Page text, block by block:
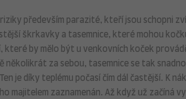
především parazité, kteří jsou schopni
škrkavky a tasemnice, které mohou
by mělo být u venkovních koček
několikrát za sebou, tasemnice se tak
je díky teplému počasí čím dál častější. K
majitelem zaznamenán. Až když už začíná